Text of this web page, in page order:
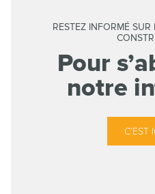
RESTEZ INFORMÉ
Pour
notre
C’EST